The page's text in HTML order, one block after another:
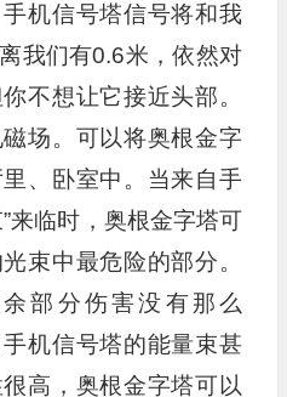
机信号塔信号将和我
我们有0.6米，依然对
不想让它接近头部。
场。可以将奥根金字
、卧室中。当来自手
来临时，奥根金字塔可
束中最危险的部分。
部分伤害没有那么
机信号塔的能量束甚
高，奥根金字塔可以